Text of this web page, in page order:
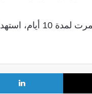
المدنيين بدارفور.
X